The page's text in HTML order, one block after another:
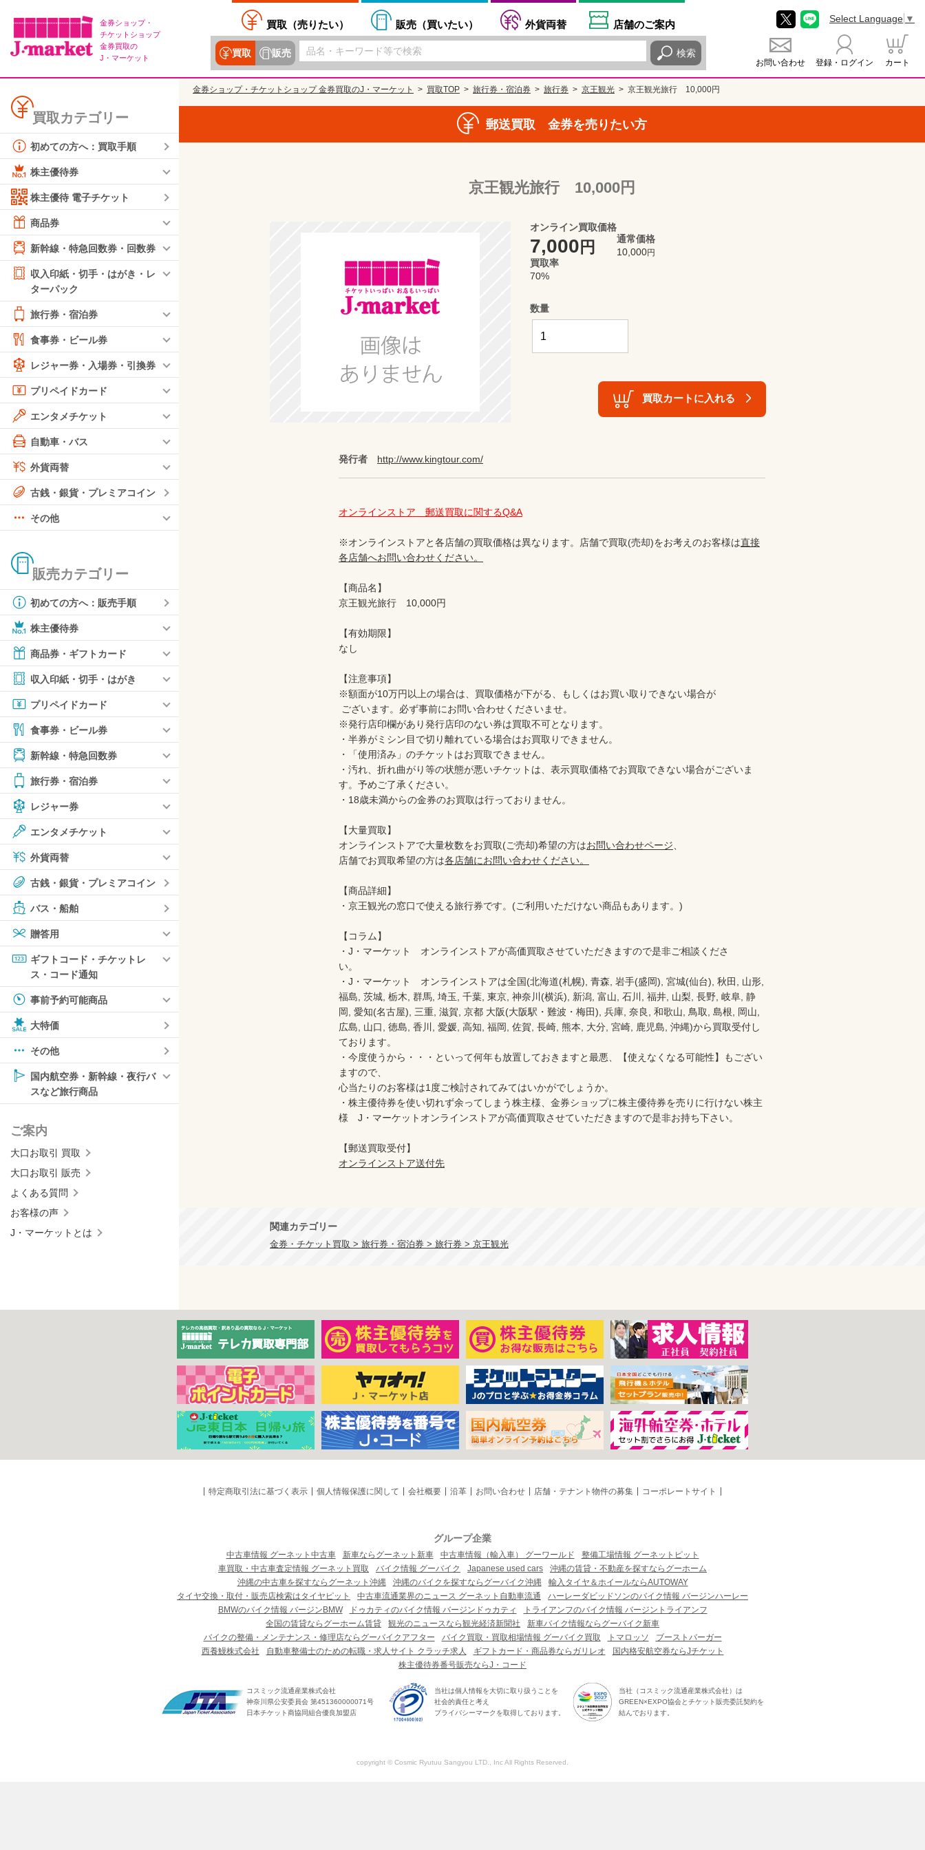
金券ショップ・
チケットショップ
金券買取の
J・マーケット
買取（売りたい） 販売（買いたい） 外貨両替 店舗のご案内
買取 販売 検索
お問い合わせ 登録・ログイン カート
Select Language ▼
買取カテゴリー
初めての方へ：買取手順
株主優待券
株主優待 電子チケット
商品券
新幹線・特急回数券・回数券
収入印紙・切手・はがき・レ
ターパック
旅行券・宿泊券
食事券・ビール券
レジャー券・入場券・引換券
プリペイドカード
エンタメチケット
自動車・バス
外貨両替
古銭・銀貨・プレミアコイン
その他
販売カテゴリー
初めての方へ：販売手順
株主優待券
商品券・ギフトカード
収入印紙・切手・はがき
プリペイドカード
食事券・ビール券
新幹線・特急回数券
旅行券・宿泊券
レジャー券
エンタメチケット
外貨両替
古銭・銀貨・プレミアコイン
バス・船舶
贈答用
ギフトコード・チケットレ
ス・コード通知
事前予約可能商品
大特価
その他
国内航空券・新幹線・夜行バ
スなど旅行商品
ご案内
大口お取引 買取
大口お取引 販売
よくある質問
お客様の声
J・マーケットとは
金券ショップ・チケットショップ 金券買取のJ・マーケット 買取TOP 旅行券・宿泊券 旅行券 京王観光 京王観光旅行 10,000円
郵送買取 金券を売りたい方
京王観光旅行 10,000円
オンライン買取価格
7,000 円
通常価格
10,000円
買取率
70%
数量
買取カートに入れる
発行者 http://www.kingtour.com/
オンラインストア　郵送買取に関するQ&A
※オンラインストアと各店舗の買取価格は異なります。店舗で買取(売却)をお考えのお客様は直接
各店舗へお問い合わせください。
【商品名】
京王観光旅行　10,000円
【有効期限】
なし
【注意事項】
※額面が10万円以上の場合は、買取価格が下がる、もしくはお買い取りできない場合が
※発行店印欄があり発行店印のない券は買取不可となります。
・半券がミシン目で切り離れている場合はお買取りできません。
・「使用済み」のチケットはお買取できません。
・汚れ、折れ曲がり等の状態が悪いチケットは、表示買取価格でお買取できない場合がございま
す。予めご了承ください。
・18歳未満からの金券のお買取は行っておりません。
【大量買取】
オンラインストアで大量枚数をお買取(ご売却)希望の方はお問い合わせページ、
店舗でお買取希望の方は各店舗にお問い合わせください。
【商品詳細】
・京王観光の窓口で使える旅行券です。(ご利用いただけない商品もあります。)
【コラム】
・J・マーケット　オンラインストアが高価買取させていただきますので是非ご相談くださ
い。
・J・マーケット　オンラインストアは全国(北海道(札幌), 青森, 岩手(盛岡), 宮城(仙台), 秋田, 山形,
福島, 茨城, 栃木, 群馬, 埼玉, 千葉, 東京, 神奈川(横浜), 新潟, 富山, 石川, 福井, 山梨, 長野, 岐阜, 静
岡, 愛知(名古屋), 三重, 滋賀, 京都 大阪(大阪駅・難波・梅田), 兵庫, 奈良, 和歌山, 鳥取, 島根, 岡山,
広島, 山口, 徳島, 香川, 愛媛, 高知, 福岡, 佐賀, 長崎, 熊本, 大分, 宮崎, 鹿児島, 沖縄)から買取受付し
ております。
・今度使うから・・・といって何年も放置しておきますと最悪、【使えなくなる可能性】もござい
ますので、
心当たりのお客様は1度ご検討されてみてはいかがでしょうか。
・株主優待券を使い切れず余ってしまう株主様、金券ショップに株主優待券を売りに行けない株主
様　J・マーケットオンラインストアが高価買取させていただきますので是非お持ち下さい。
オンラインストア送付先
関連カテゴリー
金券・チケット買取 > 旅行券・宿泊券 > 旅行券 > 京王観光
特定商取引法に基づく表示 個人情報保護に関して 会社概要 沿革 お問い合わせ 店舗・テナント物件の募集 コーポレートサイト
グループ企業
中古車情報 グーネット中古車 新車ならグーネット新車 中古車情報（輸入車） グーワールド
整備工場情報 グーネットピット
車買取・中古車査定情報 グーネット買取
バイク情報 グーバイク Japanese used cars
沖縄の賃貸・不動産を探すならグーホーム
沖縄の中古車を探すならグーネット沖縄
沖縄のバイクを探すならグーバイク沖縄
輸入タイヤ＆ホイールならAUTOWAY
タイヤ交換・取付・販売店検索はタイヤピット
中古車流通業界のニュース グーネット自動車流通
ハーレーダビッドソンのバイク情報 バージンハーレー
BMWのバイク情報 バージンBMW
ドゥカティのバイク情報 バージンドゥカティ
トライアンフのバイク情報 バージントライアンフ
全国の賃貸ならグーホーム賃貸
観光のニュースなら観光経済新聞社
新車バイク情報ならグーバイク新車
バイクの整備・メンテナンス・修理店ならグーバイクアフター
バイク買取・買取相場情報 グーバイク買取 トマロッソ
ブーストバーガー
西養鰻株式会社
自動車整備士のための転職・求人サイト クラッチ求人 ギフトカード・商品券ならガリレオ
国内格安航空券ならJチケット
株主優待券番号販売ならJ・コード
コスミック流通産業株式会社
神奈川県公安委員会 第451360000071号
日本チケット商協同組合優良加盟店
当社は個人情報を大切に取り扱うことを
社会的責任と考え
プライバシーマークを取得しております。
当社（コスミック流通産業株式会社）は
GREEN×EXPO協会とチケット販売委託契約を
結んでおります。
copyright © Cosmic Ryutuu Sangyou LTD., Inc All Rights Reserved.